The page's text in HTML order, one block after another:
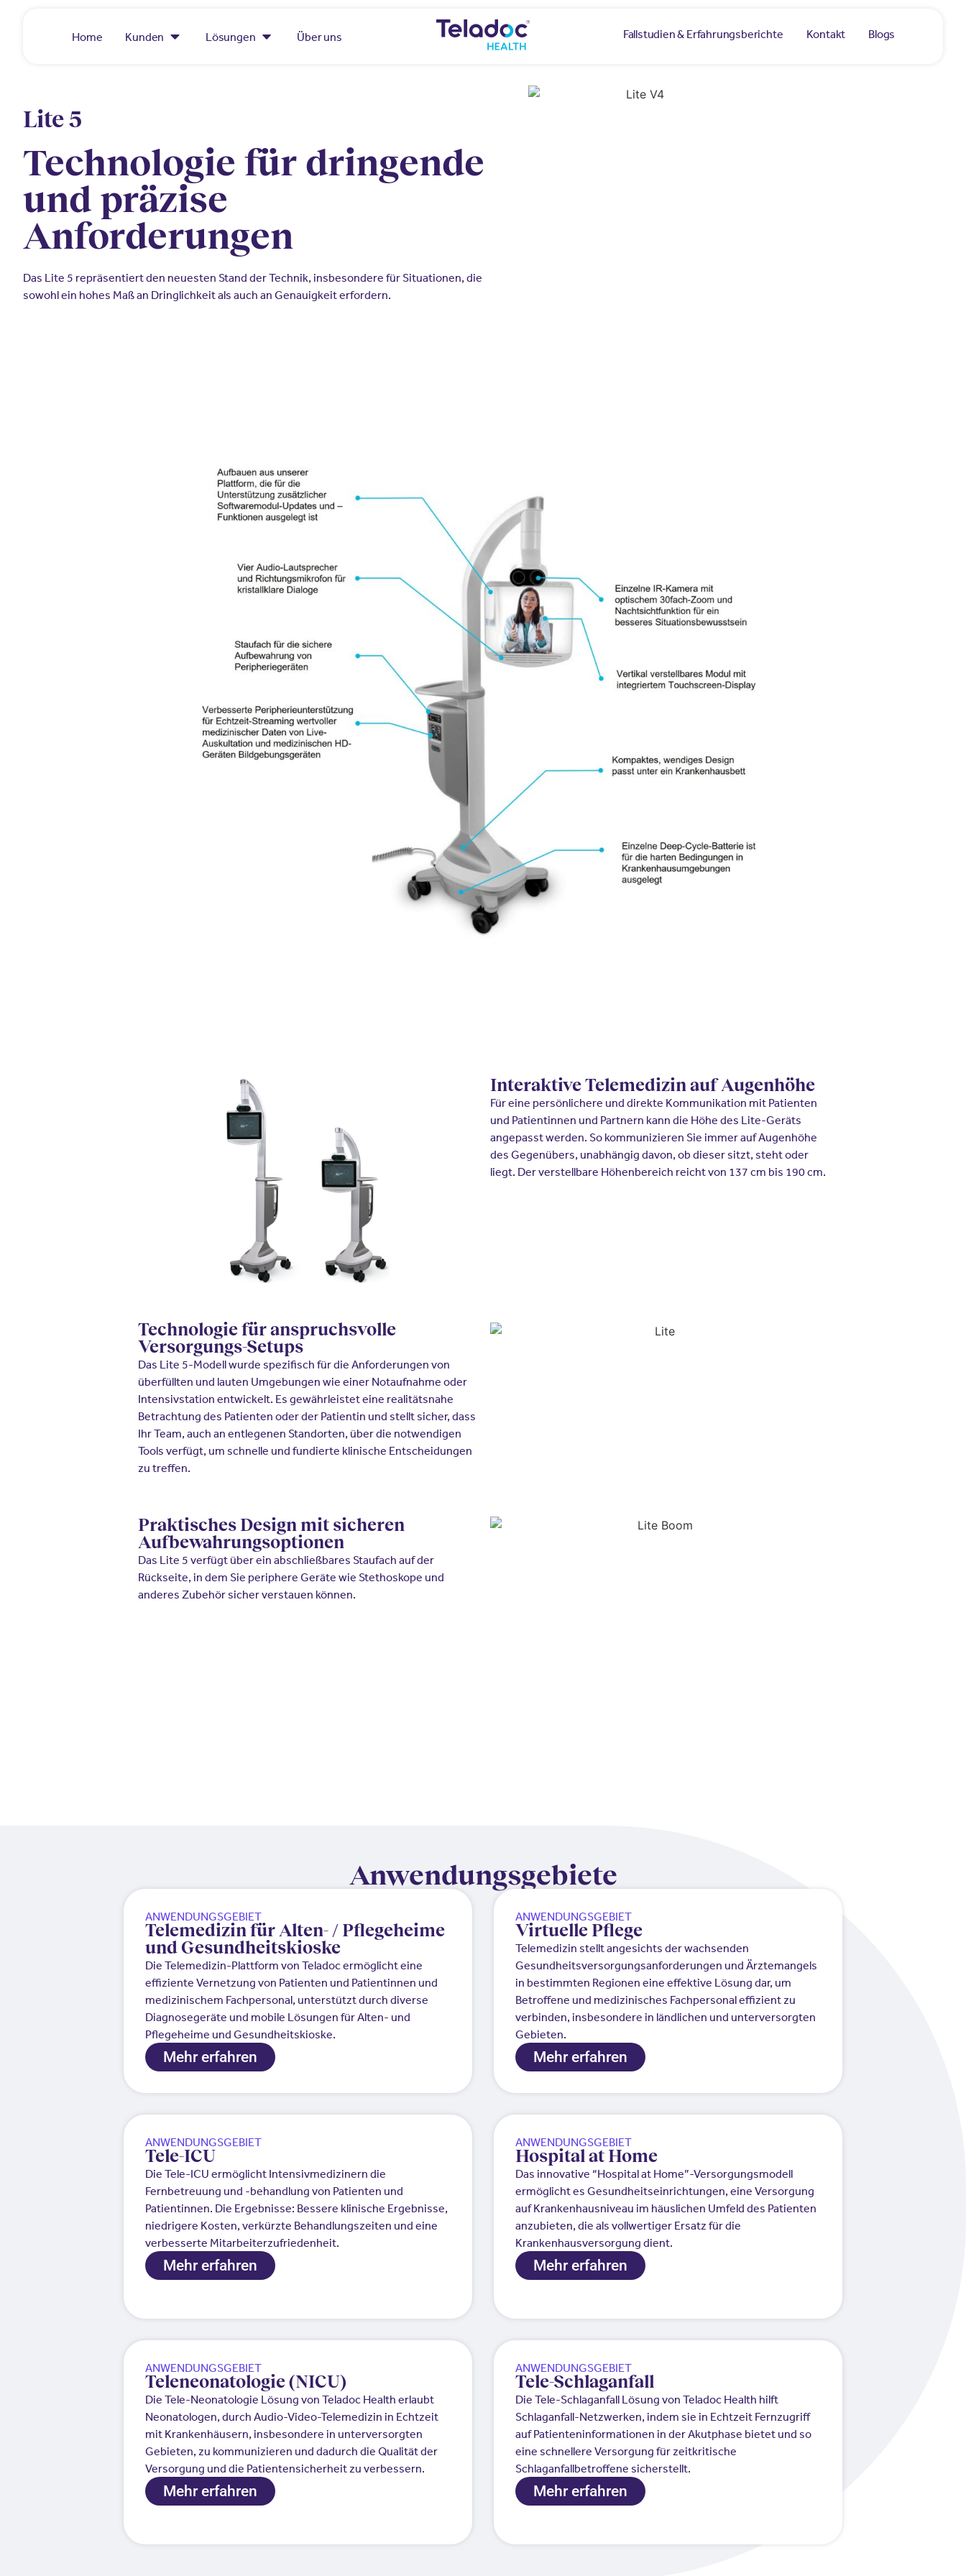
Home Kunden Lösungen Über uns Fallstudien & Erfahrungsberichte Kontakt Blogs
Lite 5
Technologie für dringende
und präzise
Anforderungen
Das Lite 5 repräsentiert den neuesten Stand der Technik, insbesondere für Situationen, die
sowohl ein hohes Maß an Dringlichkeit als auch an Genauigkeit erfordern.
Interaktive Telemedizin auf Augenhöhe
Für eine persönlichere und direkte Kommunikation mit Patienten
und Patientinnen und Partnern kann die Höhe des Lite-Geräts
angepasst werden. So kommunizieren Sie immer auf Augenhöhe
des Gegenübers, unabhängig davon, ob dieser sitzt, steht oder
liegt. Der verstellbare Höhenbereich reicht von 137 cm bis 190 cm.
Technologie für anspruchsvolle
Versorgungs-Setups
Das Lite 5-Modell wurde spezifisch für die Anforderungen von
überfüllten und lauten Umgebungen wie einer Notaufnahme oder
Intensivstation entwickelt. Es gewährleistet eine realitätsnahe
Betrachtung des Patienten oder der Patientin und stellt sicher, dass
Ihr Team, auch an entlegenen Standorten, über die notwendigen
Tools verfügt, um schnelle und fundierte klinische Entscheidungen
zu treffen.
Praktisches Design mit sicheren
Aufbewahrungsoptionen
Das Lite 5 verfügt über ein abschließbares Staufach auf der
Rückseite, in dem Sie periphere Geräte wie Stethoskope und
anderes Zubehör sicher verstauen können.
Anwendungsgebiete​
ANWENDUNGSGEBIET
Telemedizin für Alten- / Pflegeheime
und Gesundheitskioske
Die Telemedizin-Plattform von Teladoc ermöglicht eine
effiziente Vernetzung von Patienten und Patientinnen und
medizinischem Fachpersonal, unterstützt durch diverse
Diagnosegeräte und mobile Lösungen für Alten- und
Pflegeheime und Gesundheitskioske.
Mehr erfahren
ANWENDUNGSGEBIET
Virtuelle Pflege
Telemedizin stellt angesichts der wachsenden
Gesundheitsversorgungsanforderungen und Ärztemangels
in bestimmten Regionen eine effektive Lösung dar, um
Betroffene und medizinisches Fachpersonal effizient zu
verbinden, insbesondere in ländlichen und unterversorgten
Gebieten.
Mehr erfahren
ANWENDUNGSGEBIET
Tele-ICU
Die Tele-ICU ermöglicht Intensivmedizinern die
Fernbetreuung und -behandlung von Patienten und
Patientinnen. Die Ergebnisse: Bessere klinische Ergebnisse,
niedrigere Kosten, verkürzte Behandlungszeiten und eine
verbesserte Mitarbeiterzufriedenheit.
Mehr erfahren
ANWENDUNGSGEBIET
Hospital at Home
Das innovative “Hospital at Home”-Versorgungsmodell
ermöglicht es Gesundheitseinrichtungen, eine Versorgung
auf Krankenhausniveau im häuslichen Umfeld des Patienten
anzubieten, die als vollwertiger Ersatz für die
Krankenhausversorgung dient.
Mehr erfahren
ANWENDUNGSGEBIET
Teleneonatologie (NICU)
Die Tele-Neonatologie Lösung von Teladoc Health erlaubt
Neonatologen, durch Audio-Video-Telemedizin in Echtzeit
mit Krankenhäusern, insbesondere in unterversorgten
Gebieten, zu kommunizieren und dadurch die Qualität der
Versorgung und die Patientensicherheit zu verbessern.
Mehr erfahren
ANWENDUNGSGEBIET
Tele-Schlaganfall
Die Tele-Schlaganfall Lösung von Teladoc Health hilft
Schlaganfall-Netzwerken, indem sie in Echtzeit Fernzugriff
auf Patienteninformationen in der Akutphase bietet und so
eine schnellere Versorgung für zeitkritische
Schlaganfallbetroffene sicherstellt.
Mehr erfahren